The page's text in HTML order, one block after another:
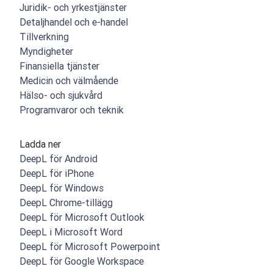
Juridik- och yrkestjänster
Detaljhandel och e-handel
Tillverkning
Myndigheter
Finansiella tjänster
Medicin och välmående
Hälso- och sjukvård
Programvaror och teknik
Ladda ner
DeepL för Android
DeepL för iPhone
DeepL för Windows
DeepL Chrome-tillägg
DeepL för Microsoft Outlook
DeepL i Microsoft Word
DeepL för Microsoft Powerpoint
DeepL för Google Workspace